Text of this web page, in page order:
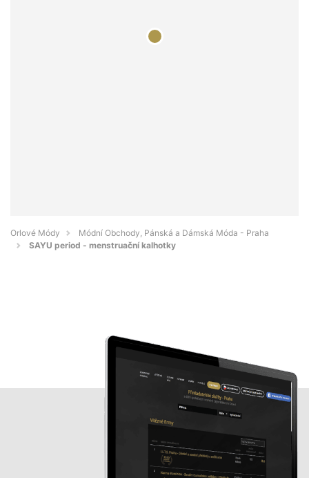
Orlové Módy
Módní Obchody, Pánská a Dámská Móda - Praha
SAYU period - menstruační kalhotky